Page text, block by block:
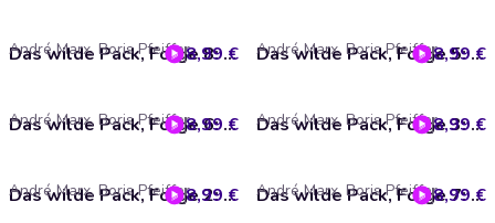
Das wilde Pack, Folge 8: Das wilde Pack im Schattenreich
André Marx, Boris Pfeiffer8,99 € Das wilde Pack, Folge 5: Das wilde Pack in der Falle
André Marx, Boris Pfeiffer8,99 €
Das wilde Pack, Folge 6: Das wilde Pack im verbotenen Wald
André Marx, Boris Pfeiffer8,99 € Das wilde Pack, Folge 3: Das wilde Pack und der geheime Fluss
André Marx, Boris Pfeiffer8,99 €
Das wilde Pack, Folge 2: Das wilde Pack schmiedet einen Plan
André Marx, Boris Pfeiffer8,99 € Das wilde Pack, Folge 7: Das wilde Pack in geheimer Mission
André Marx, Boris Pfeiffer8,99 €